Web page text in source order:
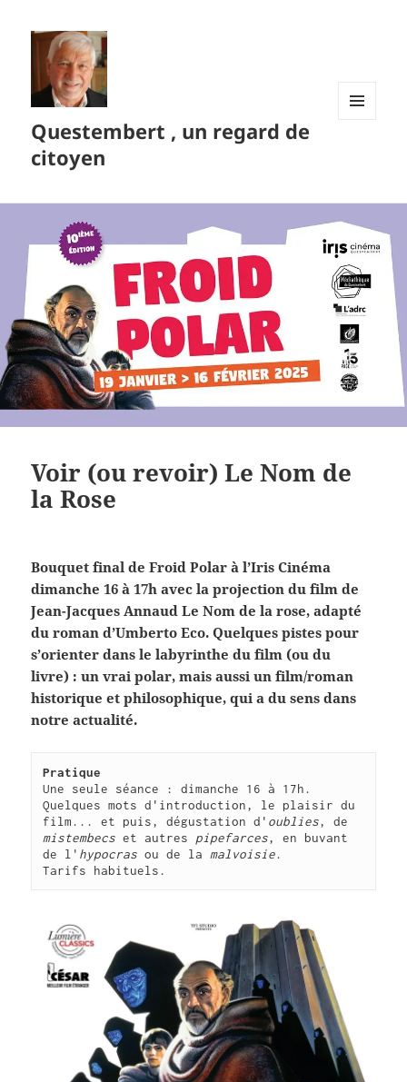
Questembert , un regard de
citoyen
Voir (ou revoir) Le Nom de
la Rose
Bouquet final de Froid Polar à l’Iris Cinéma
dimanche 16 à 17h avec la projection du film de
Jean-Jacques Annaud Le Nom de la rose, adapté
du roman d’Umberto Eco. Quelques pistes pour
s’orienter dans le labyrinthe du film (ou du
livre) : un vrai polar, mais aussi un film/roman
historique et philosophique, qui a du sens dans
notre actualité.
Pratique
Une seule séance : dimanche 16 à 17h.
Quelques mots d'introduction, le plaisir du
film... et puis, dégustation d' oublies
mistembecs et autres pipefarces, en buvant
de l' hypocras ou de la malvoisie.
Tarifs habituels.